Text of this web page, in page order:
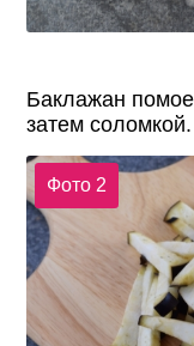
Баклажан
затем соломкой.
Фото 2